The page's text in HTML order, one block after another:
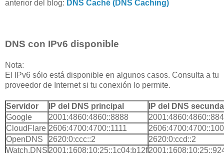
anterior del blog: DNS Caché (DNS Caching)
DNS con IPv6 disponible
Nota:
El IPv6 sólo está disponible en algunos casos. Consulta a tu
proveedor de Internet si tu conexión lo permite.
Servidor IP del DNS principal
IP del DNS
Google
2001:4860:4860::8888
CloudFlare 2606:4700:4700::1111
OpenDNS
2620:0:ccc::2
2620:0:ccd::2
Watch.DNS 2001:1608:10:25::1c04:b12f